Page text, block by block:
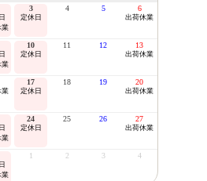
業
3
定休日
4 5 6
出荷休業
業
10
定休日
11 12 13
出荷休業
業
17
定休日
18 19 20
出荷休業
業
24
定休日
25 26 27
出荷休業
業
1 2 3 4